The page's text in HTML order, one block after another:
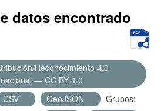
datos encontrado
Reconocimiento 4.0
— CC BY 4.0
CSV GeoJSON
Grupos: